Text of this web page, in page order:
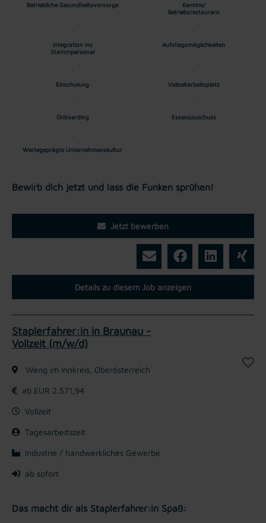
Betriebliche Gesundheitsvorsorge
Kantine/
Betriebsrestaurant
Integration ins
Stammpersonal
Aufstiegsmöglichkeiten
Einschulung Vollzeitarbeitsplatz
Onboarding Essenszuschuss
Wertegeprägte Unternehmenskultur
Bewirb dich jetzt und lass die Funken sprühen!
Jetzt bewerben
Details zu diesem Job anzeigen
Staplerfahrer:in in Braunau -
Vollzeit (m/w/d)
Weng im Innkreis, Oberösterreich
ab EUR 2.571,94
Vollzeit
Tagesarbeitszeit
Industrie / handwerkliches Gewerbe
ab sofort
Das macht dir als Staplerfahrer:in Spaß: